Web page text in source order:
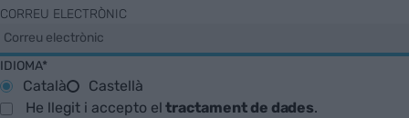
CORREU ELECTRÒNIC
IDIOMA*
Català
Castellà
He llegit i accepto eltractament de dades.